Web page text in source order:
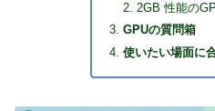
2GB 性能の
GPUの質問箱
使いたい場面に